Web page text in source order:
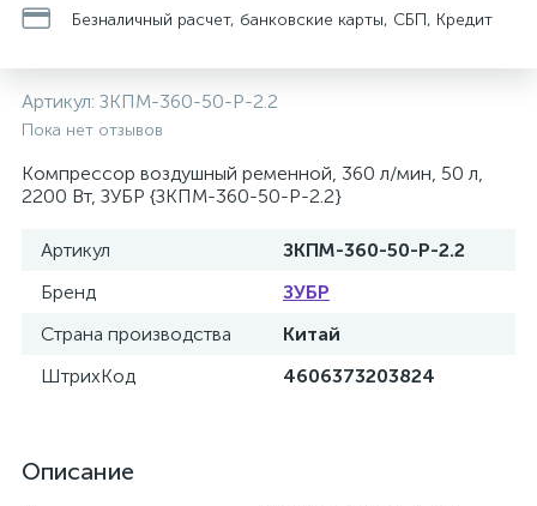
Безналичный расчет, банковские карты, СБП, Кредит
Артикул: ЗКПМ-360-50-Р-2.2
Пока нет отзывов
Компрессор воздушный ременной, 360 л/мин, 50 л,
2200 Вт, ЗУБР {ЗКПМ-360-50-Р-2.2}
Артикул
ЗКПМ-360-50-Р-2.2
Бренд
ЗУБР
Страна производства
Китай
ШтрихКод
4606373203824
Описание